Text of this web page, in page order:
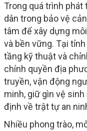
Trong quá trình
dân trong bảo vệ
tâm để xây dựng
và bền vững. Tại
tầng kỹ thuật và
chính quyền địa
truyền, vận động
minh, giữ gìn vệ
định về trật tự an
Nhiều phong trào,